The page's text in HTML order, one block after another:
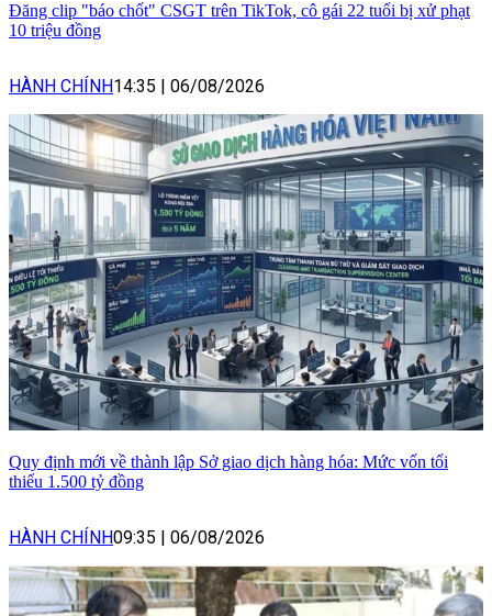
Đăng clip "báo chốt" CSGT trên TikTok, cô gái 22 tuổi bị xử phạt
10 triệu đồng
HÀNH CHÍNH14:35 06/08/2026
Quy định mới về thành lập Sở giao dịch hàng hóa: Mức vốn tối
thiểu 1.500 tỷ đồng
HÀNH CHÍNH09:35 06/08/2026